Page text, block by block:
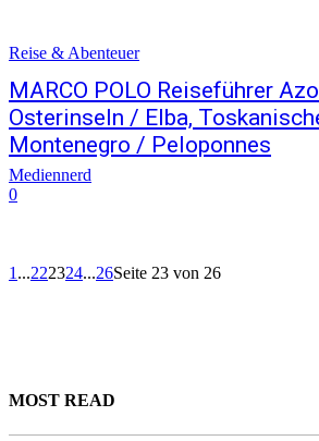
Reise & Abenteuer
MARCO POLO Reiseführer
Osterinseln / Elba,
Montenegro / Peloponnes
Mediennerd
0
1 ...222324...26Seite 23 von 26
MOST READ